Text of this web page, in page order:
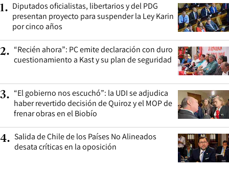
1. Diputados oficialistas, libertarios y del PDG
presentan proyecto para suspender la Ley Karin
por cinco años
2. “Recién ahora”: PC emite declaración con duro
cuestionamiento a Kast y su plan de seguridad
3. “El gobierno nos escuchó”: la UDI se adjudica
haber revertido decisión de Quiroz y el MOP de
frenar obras en el Biobío
4. Salida de Chile de los Países No Alineados
desata críticas en la oposición